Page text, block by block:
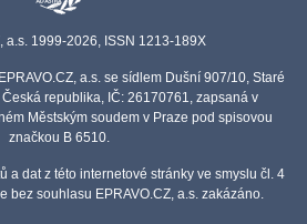
a.s. 1999-2026, ISSN 1213-189X
a.s. se sídlem Dušní 907/10, Staré
republika, IČ: 26170761, zapsaná v
Městským soudem v Praze pod spisovou
značkou B 6510.
a dat z této internetové stránky ve smyslu čl. 4
bez souhlasu EPRAVO.CZ, a.s. zakázáno.